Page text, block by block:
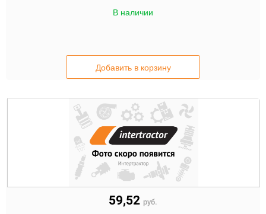
В наличии
Добавить в корзину
59,52 руб.